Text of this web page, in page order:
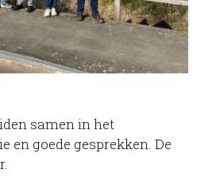
samen in het
goede gesprekken. De